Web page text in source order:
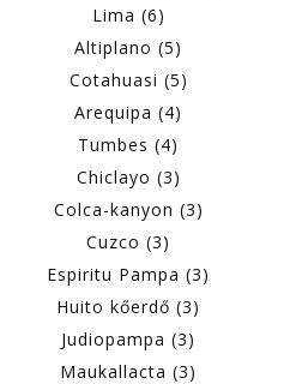
Lima (6)
Altiplano (5)
Cotahuasi (5)
Arequipa (4)
Tumbes (4)
Chiclayo (3)
Colca-kanyon (3)
Cuzco (3)
Espiritu Pampa (3)
Huito kőerdő (3)
Judiopampa (3)
Maukallacta (3)